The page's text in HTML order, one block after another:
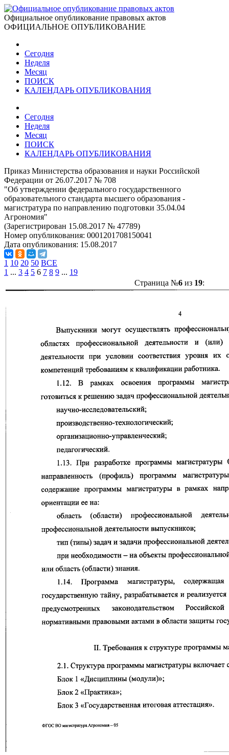
Официальное опубликование правовых актов
ОФИЦИАЛЬНОЕ ОПУБЛИКОВАНИЕ
Сегодня
Неделя
Месяц
ПОИСК
КАЛЕНДАРЬ ОПУБЛИКОВАНИЯ
Сегодня
Неделя
Месяц
ПОИСК
КАЛЕНДАРЬ ОПУБЛИКОВАНИЯ
Приказ Министерства образования и науки Российской
Федерации от 26.07.2017 № 708
"Об утверждении федерального государственного
образовательного стандарта высшего образования -
магистратура по направлению подготовки 35.04.04
Агрономия"
(Зарегистрирован 15.08.2017 № 47789)
Номер опубликования: 0001201708150041
Дата опубликования: 15.08.2017
1 10 20 50 ВСЕ
1 ... 3 4 5 6 7 8 9 ... 19
Страница №6из 19: